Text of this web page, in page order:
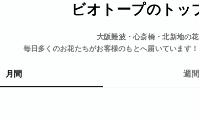
ビオトープの トッ
大阪難波・心斎橋・北新地の
毎日多くのお花たちがお客様のもとへ届いています
月間 週間